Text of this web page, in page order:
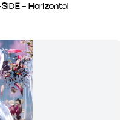
SIDE - Horizontal